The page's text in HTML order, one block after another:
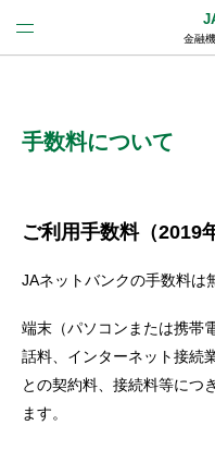
金融
(法人
メリット
手数料について
ご利用手数料（2019
JAネットバンクの手数料は
端末（パソコンまたは携帯
話料、インターネット接続
との契約料、接続料等につ
ます。